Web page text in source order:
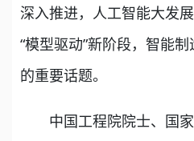
深入推进，人工智能大发
“模型驱动”新阶段，智能
的重要话题。
中国工程院院士、国家